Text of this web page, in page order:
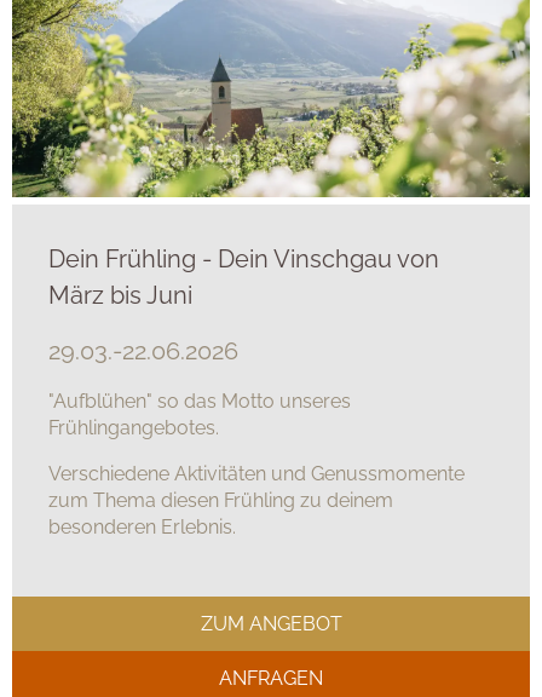
Dein Frühling - Dein Vinschgau von
März bis Juni
29.03.-22.06.2026
"Aufblühen" so das Motto unseres
Frühlingangebotes.
Verschiedene Aktivitäten und Genussmomente
zum Thema diesen Frühling zu deinem
besonderen Erlebnis.
ZUM ANGEBOT
ANFRAGEN